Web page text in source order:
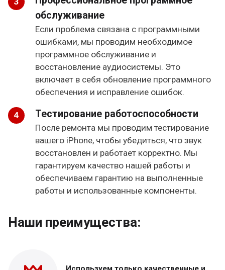
обслуживание
Если проблема связана с программными
ошибками, мы проводим необходимое
программное обслуживание и
восстановление аудиосистемы. Это
включает в себя обновление программного
обеспечения и исправление ошибок.
Тестирование работоспособности
После ремонта мы проводим тестирование
вашего iPhone, чтобы убедиться, что звук
восстановлен и работает корректно. Мы
гарантируем качество нашей работы и
обеспечиваем гарантию на выполненные
работы и использованные компоненты.
Наши преимущества: